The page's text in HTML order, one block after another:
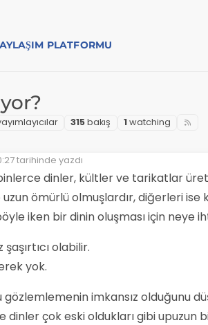
PLATFORMU
315bakış 1watching
tarihinde yazdı
dinler, kültler ve tarikatlar
ömürlü olmuşlardır, diğerleri ise
iken bir dinin oluşması için neye
olabilir.
yok.
gözlemlemenin imkansız olduğunu
dinler çok eski oldukları gibi upuzun